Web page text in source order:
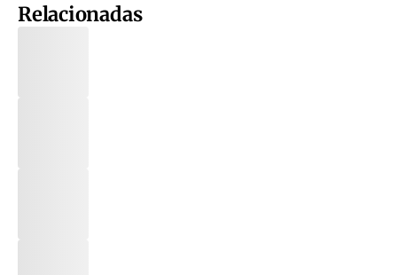
Relacionadas